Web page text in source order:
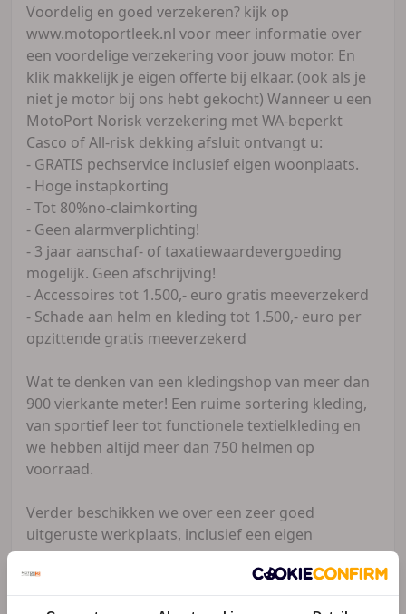
Voordelig en goed verzekeren? kijk op
www.motoportleek.nl voor meer informatie over
een voordelige verzekering voor jouw motor. En
klik makkelijk je eigen offerte bij elkaar. (ook als je
niet je motor bij ons hebt gekocht) Wanneer u een
MotoPort Norisk verzekering met WA-beperkt
Casco of All-risk dekking afsluit ontvangt u:
- GRATIS pechservice inclusief eigen woonplaats.
- Hoge instapkorting
- Tot 80%no-claimkorting
- Geen alarmverplichting!
- 3 jaar aanschaf- of taxatiewaardevergoeding
mogelijk. Geen afschrijving!
- Accessoires tot 1.500,- euro gratis meeverzekerd
- Schade aan helm en kleding tot 1.500,- euro per
opzittende gratis meeverzekerd
Wat te denken van een kledingshop van meer dan
900 vierkante meter! Een ruime sortering kleding,
van sportief leer tot functionele textielkleding en
we hebben altijd meer dan 750 helmen op
voorraad.
Verder beschikken we over een zeer goed
uitgeruste werkplaats, inclusief een eigen
schadeafdeling. Snel service voor de motorbanden,
klaar terwijl je wacht.
Ook voor de verhuur van motoren kun je bij ons